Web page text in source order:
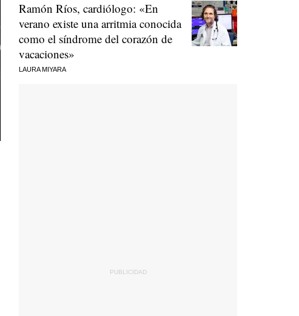
Ramón Ríos, cardiólogo: «En
verano existe una arritmia conocida
como el síndrome del corazón de
vacaciones»
LAURA MIYARA